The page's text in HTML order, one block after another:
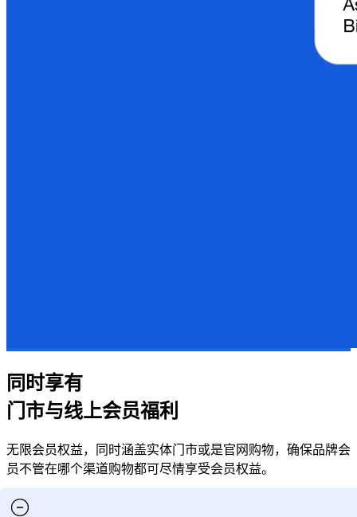
同时享有
门市与线上会员福利
无限会员权益，同时涵盖实体门市或是官网购物，确保品牌会
员不管在哪个渠道购物都可尽情享受会员权益。